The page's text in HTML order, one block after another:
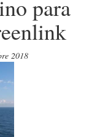
para
2018